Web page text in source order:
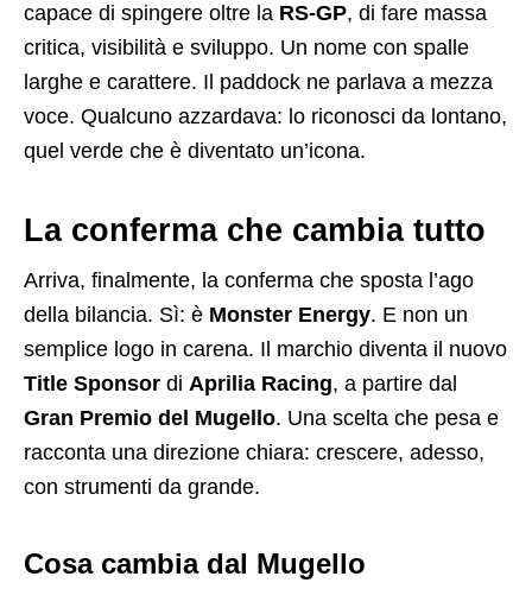
capace di spingere oltre la RS-GP, di fare massa
critica, visibilità e sviluppo. Un nome con spalle
larghe e carattere. Il paddock ne parlava a mezza
voce. Qualcuno azzardava: lo riconosci da lontano,
quel verde che è diventato un’icona.
La conferma che cambia tutto
Arriva, finalmente, la conferma che sposta l’ago
della bilancia. Sì: è Monster Energy. E non un
semplice logo in carena. Il marchio diventa il nuovo
Title Sponsor di Aprilia Racing, a partire dal
Gran Premio del Mugello. Una scelta che pesa e
racconta una direzione chiara: crescere, adesso,
con strumenti da grande.
Cosa cambia dal Mugello